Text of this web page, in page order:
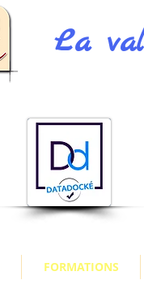
La
FORMATIONS